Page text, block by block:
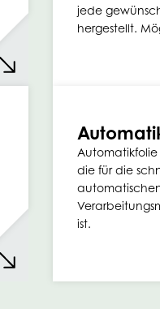
jede
hergestellt.
Automatikfolie
die für die
ist.